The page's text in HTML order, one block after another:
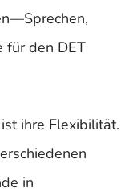
für den DET
ihre Flexibilität.
in